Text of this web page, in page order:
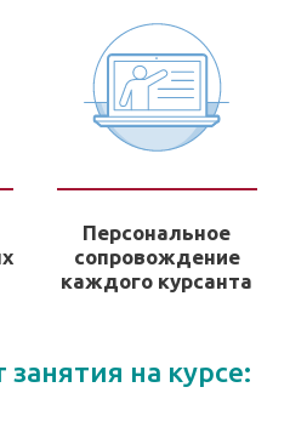
Персональное
сопровождение
каждого курсанта
на курсе: